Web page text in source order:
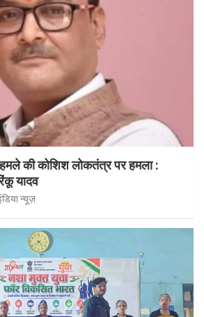
की कोशिश लोकतंत्र पर हमला :
यादव
न्यूज़